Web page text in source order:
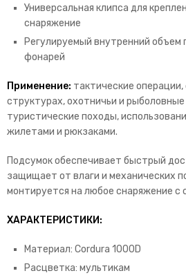
Универсальная клипса для
снаряжение
Регулируемый внутренний объем
фонарей
Применение: тактические
структурах, охотничьи и
туристические походы,
жилетами и рюкзаками.
Подсумок обеспечивает быстрый
защищает от влаги и механических
монтируется на любое снаряжение с
ХАРАКТЕРИСТИКИ:
Материал: Cordura 1000D
Расцветка: мультикам